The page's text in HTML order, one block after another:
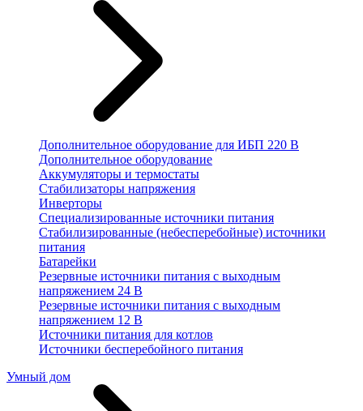
Дополнительное оборудование для ИБП 220 В
Дополнительное оборудование
Аккумуляторы и термостаты
Стабилизаторы напряжения
Инверторы
Специализированные источники питания
Стабилизированные (небесперебойные) источники
питания
Батарейки
Резервные источники питания с выходным
напряжением 24 В
Резервные источники питания с выходным
напряжением 12 В
Источники питания для котлов
Источники бесперебойного питания
Умный дом